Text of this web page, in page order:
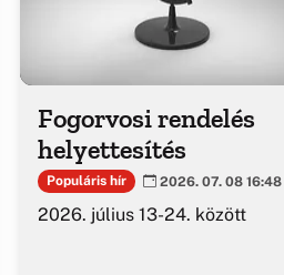
Fogorvosi rendelés
helyettesítés
Populáris hír 2026. 07. 08 16:48
2026. július 13-24. között